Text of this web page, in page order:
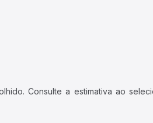
Consulte a estimativa ao